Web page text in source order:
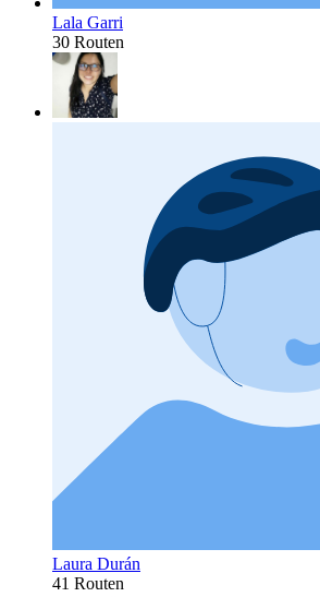
Lala Garri
30 Routen
Laura Durán
41 Routen